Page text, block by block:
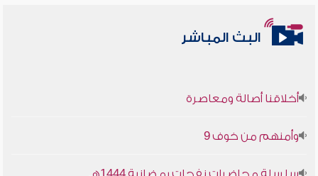
البث المباشر
أخلاقنا أصالة ومعاصرة
وأمنهم من خوف 9
سلسلة محاضرات نفحات رمضانية 1444هـ